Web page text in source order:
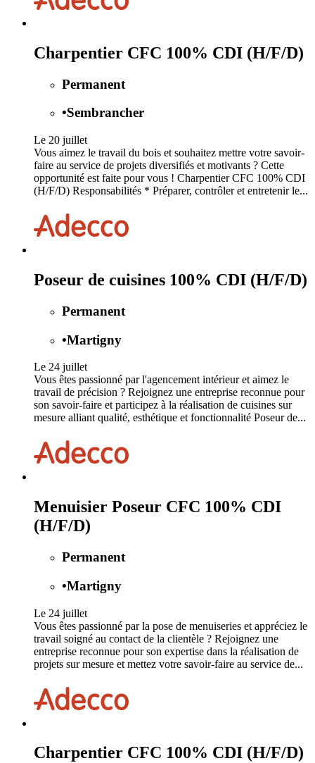
Charpentier CFC 100% CDI (H/F/D)
Permanent
•Sembrancher
Le 20 juillet
Vous aimez le travail du bois et souhaitez mettre votre savoir-
faire au service de projets diversifiés et motivants ? Cette
opportunité est faite pour vous ! Charpentier CFC 100% CDI
(H/F/D) Responsabilités * Préparer, contrôler et entretenir le...
Poseur de cuisines 100% CDI (H/F/D)
Permanent
•Martigny
Le 24 juillet
Vous êtes passionné par l'agencement intérieur et aimez le
travail de précision ? Rejoignez une entreprise reconnue pour
son savoir-faire et participez à la réalisation de cuisines sur
mesure alliant qualité, esthétique et fonctionnalité Poseur de...
Menuisier Poseur CFC 100% CDI
(H/F/D)
Permanent
•Martigny
Le 24 juillet
Vous êtes passionné par la pose de menuiseries et appréciez le
travail soigné au contact de la clientèle ? Rejoignez une
entreprise reconnue pour son expertise dans la réalisation de
projets sur mesure et mettez votre savoir-faire au service de...
Charpentier CFC 100% CDI (H/F/D)